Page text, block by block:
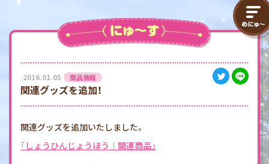
2016.01.05 商品情報
関連グッズを追加！
関連グッズを追加いたしました。
「しょうひんじょうほう｜関連商品」